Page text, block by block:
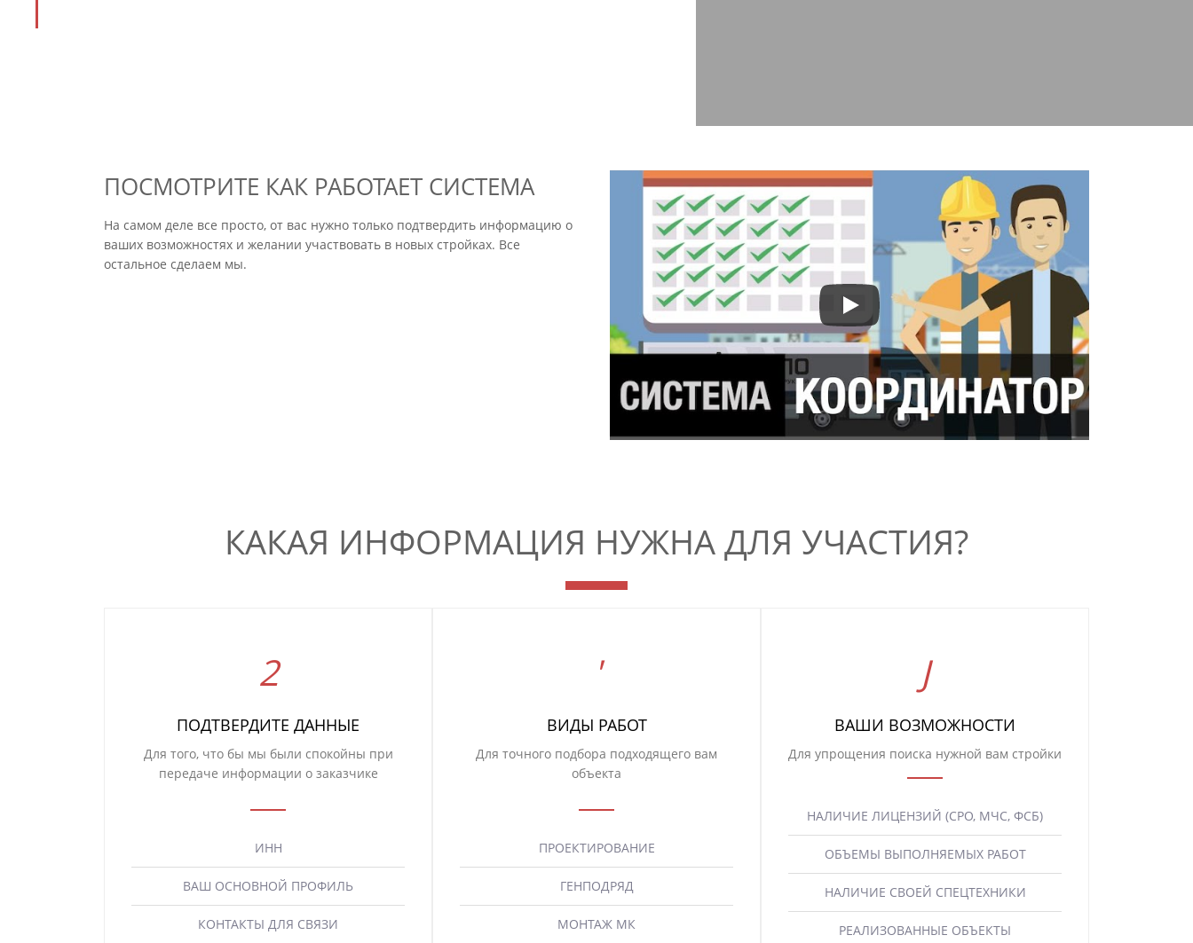
ПОСМОТРИТЕ КАК РАБОТАЕТ СИСТЕМА
На самом деле все просто, от вас нужно только подтвердить информацию о
ваших возможностях и желании участвовать в новых стройках. Все
остальное сделаем мы.
КАКАЯ ИНФОРМАЦИЯ НУЖНА ДЛЯ УЧАСТИЯ?
ПОДТВЕРДИТЕ ДАННЫЕ
Для того, что бы мы были спокойны при
передаче информации о заказчике
ИНН
ВАШ ОСНОВНОЙ ПРОФИЛЬ
КОНТАКТЫ ДЛЯ СВЯЗИ
ВИДЫ РАБОТ
Для точного подбора подходящего вам
объекта
ПРОЕКТИРОВАНИЕ
ГЕНПОДРЯД
МОНТАЖ МК
ВАШИ ВОЗМОЖНОСТИ
Для упрощения поиска нужной вам стройки
НАЛИЧИЕ ЛИЦЕНЗИЙ (СРО, МЧС, ФСБ)
ОБЪЕМЫ ВЫПОЛНЯЕМЫХ РАБОТ
НАЛИЧИЕ СВОЕЙ СПЕЦТЕХНИКИ
РЕАЛИЗОВАННЫЕ ОБЪЕКТЫ